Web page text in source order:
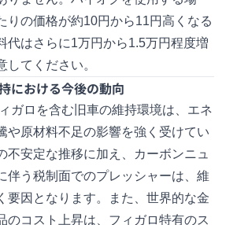
りの価格が約10円から11円高くなる
代はさらに1万円から1.5万円程度増
してください。
における今後の動向
ガロを含む旧車の維持環境は、エネ
や原材料不足の影響を強く受けてい
不安定な推移に加え、カーボンニュ
伴う税制面でのプレッシャーは、維
要因となります。また、世界的な金
のコスト上昇は、フィガロ特有のス